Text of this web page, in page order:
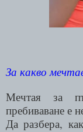
За какво
Мечтая за
пребиваване е
Да разбера,